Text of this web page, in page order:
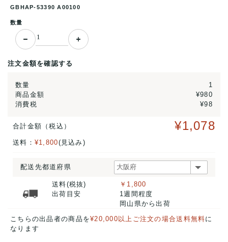
GBHAP-53390 A00100
数量
注文金額を確認する
数量
1
商品金額
¥980
消費税
¥98
合計金額（税込） ¥1,078
送料： ¥1,800(見込み)
配送先都道府県
送料(税抜)
出荷目安
￥1,800
1週間程度
岡山県から出荷
こちらの出品者の商品を¥20,000以上ご注文の場合送料無料に
なります